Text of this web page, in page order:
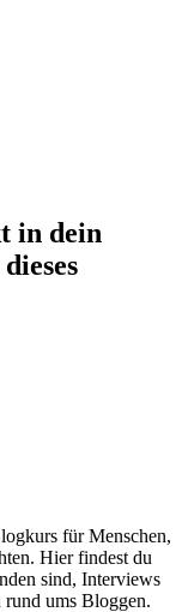
in dein
für Menschen,
Hier findest du
sind, Interviews
ums Bloggen.